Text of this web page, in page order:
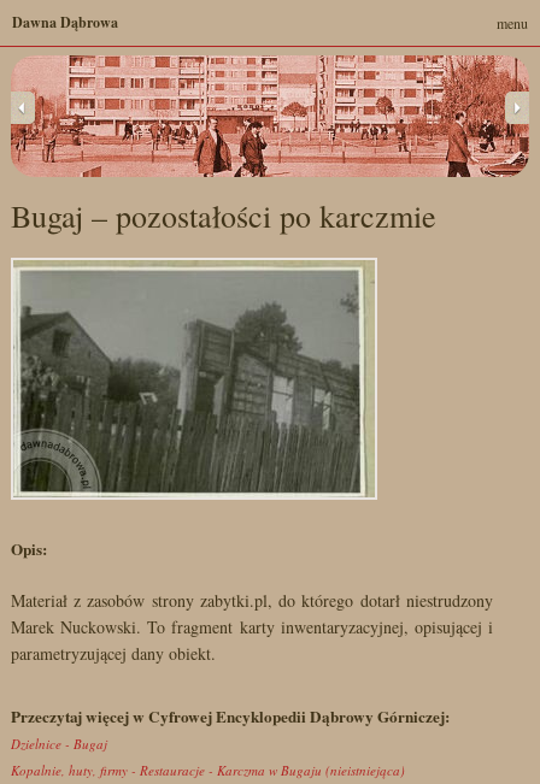
Bugaj – pozostałości po karczmie
Opis:
Materiał z zasobów strony zabytki.pl, do którego dotarł niestrudzony
Marek Nuckowski. To fragment karty inwentaryzacyjnej, opisującej i
parametryzującej dany obiekt.
Przeczytaj więcej w Cyfrowej Encyklopedii Dąbrowy Górniczej:
Dzielnice - Bugaj
Kopalnie, huty, firmy - Restauracje - Karczma w Bugaju (nieistniejąca)
Dawna Dąbrowa menu